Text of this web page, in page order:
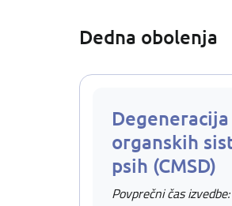
Dedna obolenja
organskih
psih (CMSD)
Povprečni čas